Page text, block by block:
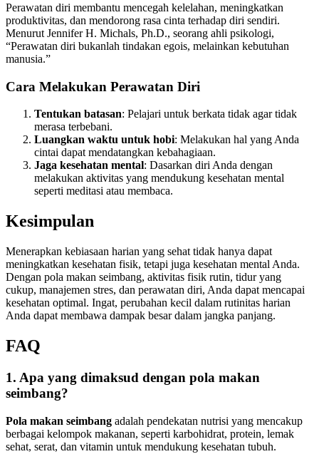
Perawatan diri membantu mencegah kelelahan, meningkatkan
produktivitas, dan mendorong rasa cinta terhadap diri sendiri.
Menurut Jennifer H. Michals, Ph.D., seorang ahli psikologi,
“Perawatan diri bukanlah tindakan egois, melainkan kebutuhan
manusia.”
Cara Melakukan Perawatan Diri
Tentukan batasan: Pelajari untuk berkata tidak agar tidak
merasa terbebani.
Luangkan waktu untuk hobi: Melakukan hal yang Anda
cintai dapat mendatangkan kebahagiaan.
Jaga kesehatan mental: Dasarkan diri Anda dengan
melakukan aktivitas yang mendukung kesehatan mental
seperti meditasi atau membaca.
Kesimpulan
Menerapkan kebiasaan harian yang sehat tidak hanya dapat
meningkatkan kesehatan fisik, tetapi juga kesehatan mental Anda.
Dengan pola makan seimbang, aktivitas fisik rutin, tidur yang
cukup, manajemen stres, dan perawatan diri, Anda dapat mencapai
kesehatan optimal. Ingat, perubahan kecil dalam rutinitas harian
Anda dapat membawa dampak besar dalam jangka panjang.
FAQ
1. Apa yang dimaksud dengan pola makan
seimbang?
Pola makan seimbang adalah pendekatan nutrisi yang mencakup
berbagai kelompok makanan, seperti karbohidrat, protein, lemak
sehat, serat, dan vitamin untuk mendukung kesehatan tubuh.